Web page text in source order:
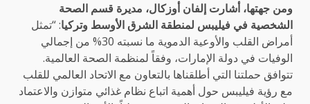
ومن جهتها، أشارت إلفان أوزكال، مديرة قسم الصحة
الشخصية في فيليبس لمنطقة الشرق الأوسط وتركيا: “تمثل
أمراض القلب والأوعية الدموية ما نسبته 30% من إجمالي
الوفيات في دولة الإمارات، وفقاً لمنظمة الصحة العالمية.
تتوافق حملتنا التي أطلقناها بالتعاون مع الاتحاد العالمي للقلب
مع رؤية فيليبس حول أهمية اتباع نظام غذائي متوازن والاعتماد